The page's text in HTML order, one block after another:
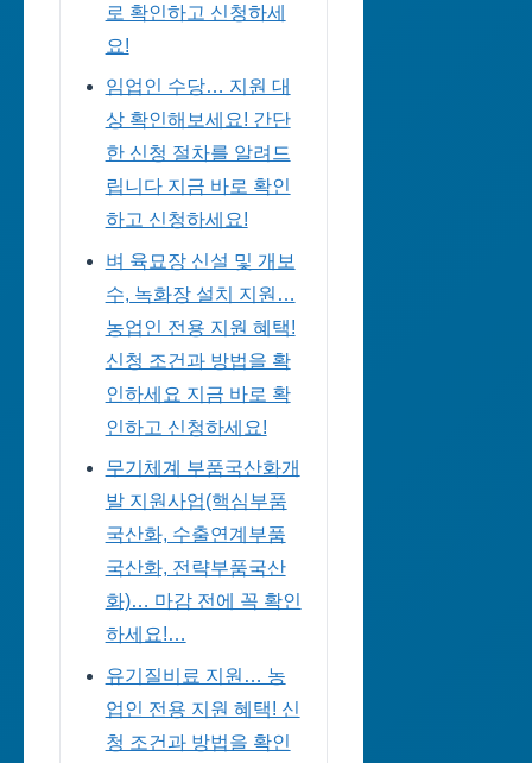
로 확인하고 신청하세
요!
임업인 수당… 지원 대
상 확인해보세요! 간단
한 신청 절차를 알려드
립니다 지금 바로 확인
하고 신청하세요!
벼 육묘장 신설 및 개보
수, 녹화장 설치 지원…
농업인 전용 지원 혜택!
신청 조건과 방법을 확
인하세요 지금 바로 확
인하고 신청하세요!
무기체계 부품국산화개
발 지원사업(핵심부품
국산화, 수출연계부품
국산화, 전략부품국산
화)… 마감 전에 꼭 확인
하세요!…
유기질비료 지원… 농
업인 전용 지원 혜택! 신
청 조건과 방법을 확인